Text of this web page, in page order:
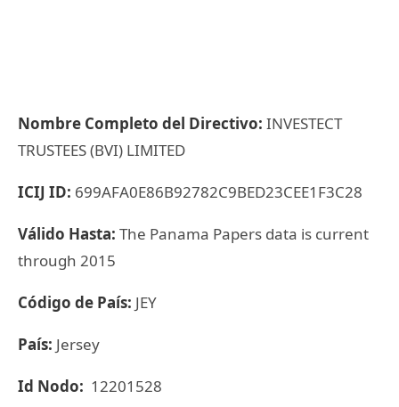
Nombre Completo del Directivo: INVESTECT
TRUSTEES (BVI) LIMITED
ICIJ ID: 699AFA0E86B92782C9BED23CEE1F3C28
Válido Hasta: The Panama Papers data is current
through 2015
Código de País: JEY
País: Jersey
Id Nodo: 12201528